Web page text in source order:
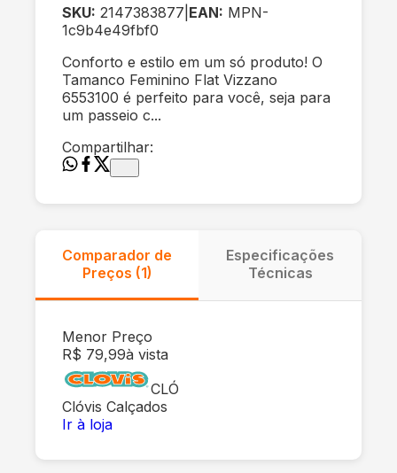
SKU: 2147383877 EAN: MPN-
1c9b4e49fbf0
Conforto e estilo em um só produto! O
Tamanco Feminino Flat Vizzano
6553100 é perfeito para você, seja para
um passeio c...
Compartilhar:
Comparador de
Preços (1)
Especificações
Técnicas
Menor Preço
R$ 79,99à vista
CLÓ
Clóvis Calçados
Ir à loja